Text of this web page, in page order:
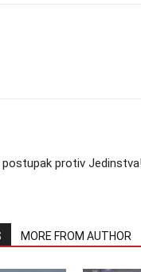
protiv Jedinstva!
MORE FROM AUTHOR